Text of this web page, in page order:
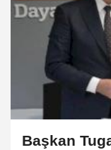
Başkan